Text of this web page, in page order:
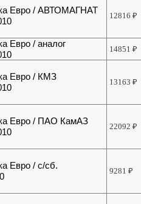
Евро / АВТОМАГНАТ
12816₽
Евро / аналог
14851₽
Евро / КМЗ
13163₽
Евро / ПАО КамАЗ
22092₽
Евро / с/сб.
9281₽